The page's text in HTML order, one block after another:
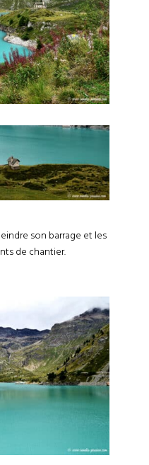
son barrage et les
de chantier.